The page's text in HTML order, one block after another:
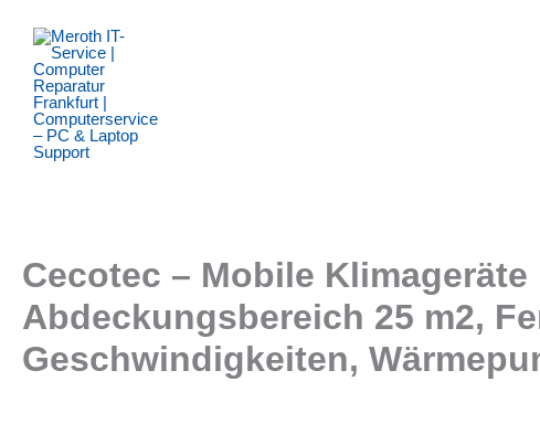
Inhalt
springen
Cecotec – Mobile
Abdeckungsbereich 25 m2,
Geschwindigkeiten,